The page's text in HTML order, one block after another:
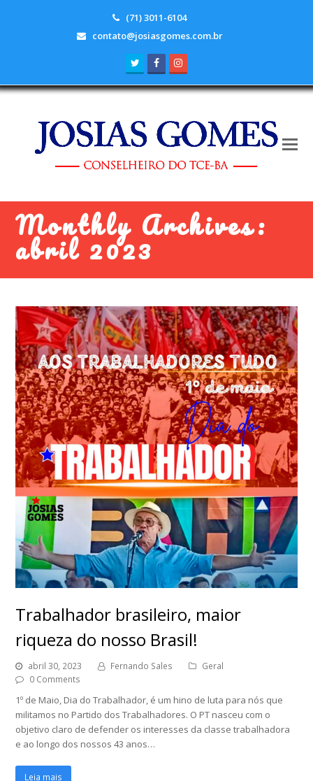
(71) 3011-6104
contato@josiasgomes.com.br
TwitterFacebook
Monthly Archives:
abril 2023
Trabalhador brasileiro, maior
riqueza do nosso Brasil!
abril 30, 2023 Fernando Sales
Geral
0 Comments
1º de Maio, Dia do Trabalhador, é um hino de luta para nós que
militamos no Partido dos Trabalhadores. O PT nasceu com o
objetivo claro de defender os interesses da classe trabalhadora
e ao longo dos nossos 43 anos…
Leia mais